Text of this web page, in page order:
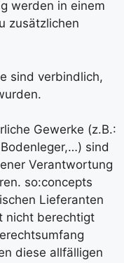
werden in einem
zusätzlichen
sind verbindlich,
Gewerke (z.B.:
sind
Verantwortung
so:concepts
Lieferanten
nicht berechtigt
diese allfälligen